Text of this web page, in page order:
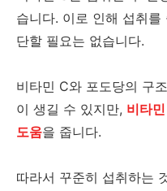
습니다. 이로 인해 섭취
단할 필요는 없습니다.
비타민 C와 포도당의 구
이 생길 수 있지만, 비타
도움을 줍니다.
따라서 꾸준히 섭취하는